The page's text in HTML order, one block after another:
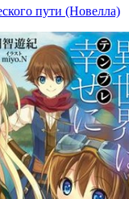
пути (Новелла)